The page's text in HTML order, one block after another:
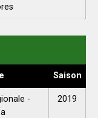
Saison
-
2019